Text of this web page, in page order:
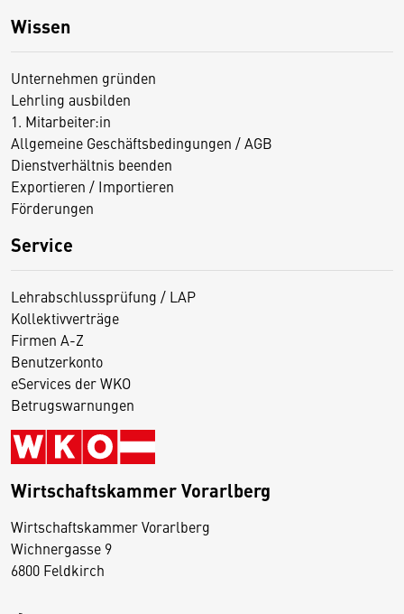
Wissen
Unternehmen gründen
Lehrling ausbilden
1. Mitarbeiter:in
Allgemeine Geschäftsbedingungen / AGB
Dienstverhältnis beenden
Exportieren / Importieren
Förderungen
Service
Lehrabschlussprüfung / LAP
Kollektivverträge
Firmen A-Z
Benutzerkonto
eServices der WKO
Betrugswarnungen
Wirtschaftskammer Vorarlberg
Wirtschaftskammer Vorarlberg
Wichnergasse 9
6800 Feldkirch
D
i
e